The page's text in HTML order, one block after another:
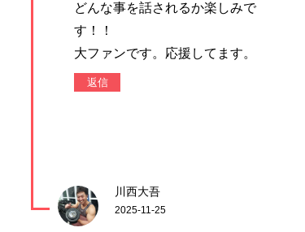
どんな事を話されるか楽しみで
す！！
大ファンです。応援してます。
返信
川西大吾
2025-11-25